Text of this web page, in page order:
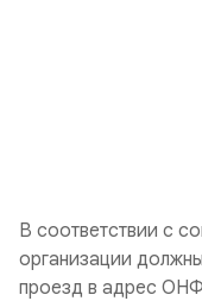
В соответствии с
организации
проезд в адрес